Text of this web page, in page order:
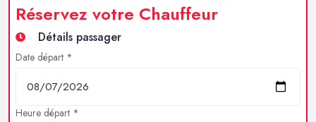
Réservez votre Chauffeur
Détails passager
Date départ *
Heure départ *